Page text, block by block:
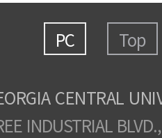
PC Top
CENTRAL
INDUSTRIAL